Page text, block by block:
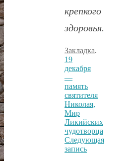
крепкого
здоровья.
Закладка.
19
декабря
—
память
святителя
Николая,
Мир
Ликийских
чудотворца
Следующая
запись